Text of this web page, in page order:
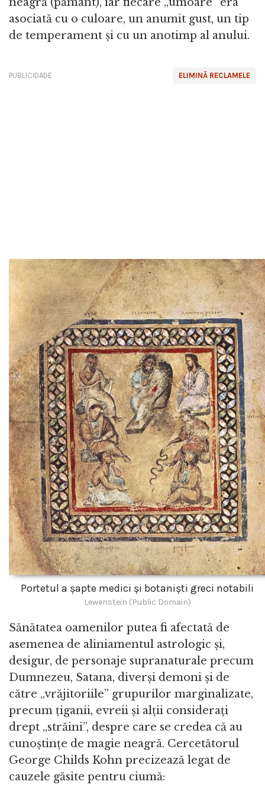
asociată cu o culoare, un anumit gust, un tip
de temperament și cu un anotimp al anului.
ELIMINĂ RECLAMELE
PUBLICIDADE
Portetul a șapte medici și botaniști greci notabili
Lewenstein (Public Domain)
Sănătatea oamenilor putea fi afectată de
asemenea de aliniamentul astrologic și,
desigur, de personaje supranaturale precum
Dumnezeu, Satana, diverși demoni și de
către „vrăjitoriile” grupurilor marginalizate,
precum țiganii, evreii și alții considerați
drept „străini”, despre care se credea că au
cunoștințe de magie neagră. Cercetătorul
George Childs Kohn precizează legat de
cauzele găsite pentru ciumă: